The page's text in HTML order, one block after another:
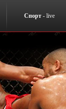
Спорт - live